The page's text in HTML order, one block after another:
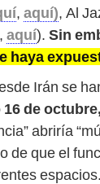
, aquí), Al
, aquí). Sin
haya
Irán se
de octubre,
abriría
de que el
espacios.